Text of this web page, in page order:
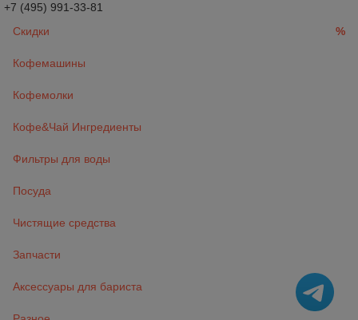
+7 (495) 991-33-81
Скидки
%
Кофемашины
Кофемолки
Кофе&Чай Ингредиенты
Фильтры для воды
Посуда
Чистящие средства
Запчасти
Аксессуары для бариста